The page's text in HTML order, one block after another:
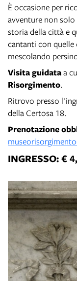
È occasione per
avventure non
storia della città e
cantanti con quelle
mescolando
Visita guidataa
Risorgimento.
Ritrovo presso
della Certosa 18.
Prenotazione
INGRESSO: €